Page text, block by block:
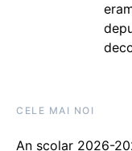
CELE MAI NOI
An școlar 2026-